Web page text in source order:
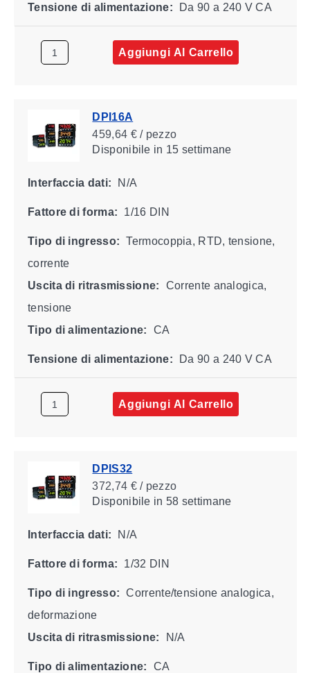
Tensione di alimentazione: Da 90 a 240 V CA
Aggiungi Al Carrello
DPI16A
459,64 € / pezzo
Disponibile in 15 settimane
Interfaccia dati: N/A
Fattore di forma: 1/16 DIN
Tipo di ingresso: Termocoppia, RTD, tensione,
corrente
Uscita di ritrasmissione:
Corrente analogica,
tensione
Tipo di alimentazione:
CA
Tensione di alimentazione: Da 90 a 240 V CA
Aggiungi Al Carrello
DPIS32
372,74 € / pezzo
Disponibile in 58 settimane
Interfaccia dati: N/A
Fattore di forma: 1/32 DIN
Tipo di ingresso: Corrente/tensione analogica,
deformazione
Uscita di ritrasmissione:
N/A
Tipo di alimentazione: CA